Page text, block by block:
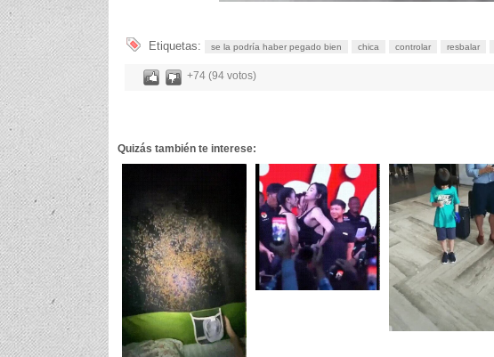
Etiquetas: se la podría haber pegado bien chica controlar resbalar
+74 (94 votos)
Quizás también te interese: